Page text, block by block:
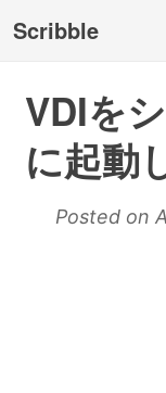
Scribble
VDIを
に起動
Posted on